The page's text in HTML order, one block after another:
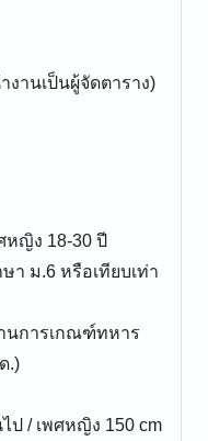
งานเป็นผู้จัดตาราง)
หญิง 18-30 ปี
า ม.6 หรือเทียบเท่า
นการเกณฑ์ทหาร
.)
ป / เพศหญิง 150 cm